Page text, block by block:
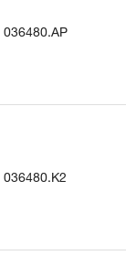
036480.AP
036480.K2